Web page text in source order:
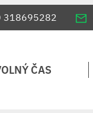
318695282
ČAS